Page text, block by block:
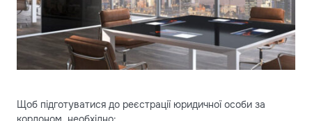
Щоб підготуватися до реєстрації юридичної особи за